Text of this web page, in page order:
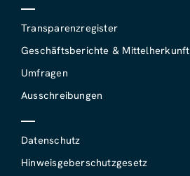
Transparenzregister
Geschäftsberichte & Mittelherkunft
Umfragen
Ausschreibungen
Datenschutz
Hinweisgeberschutzgesetz